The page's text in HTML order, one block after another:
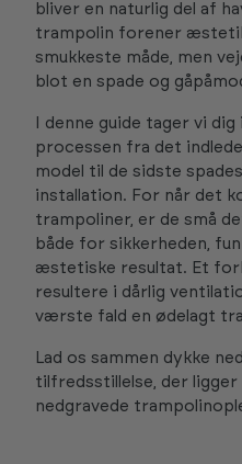
bliver en naturlig del af
trampolin forener
smukkeste måde, men
blot en spade og
I denne guide tager vi
processen fra det
model til de sidste
installation. For når det
trampoliner, er de små
både for sikkerheden,
æstetiske resultat. Et
resultere i dårlig
værste fald en ødelagt
Lad os sammen dykke
tilfredsstillelse, der
nedgravede